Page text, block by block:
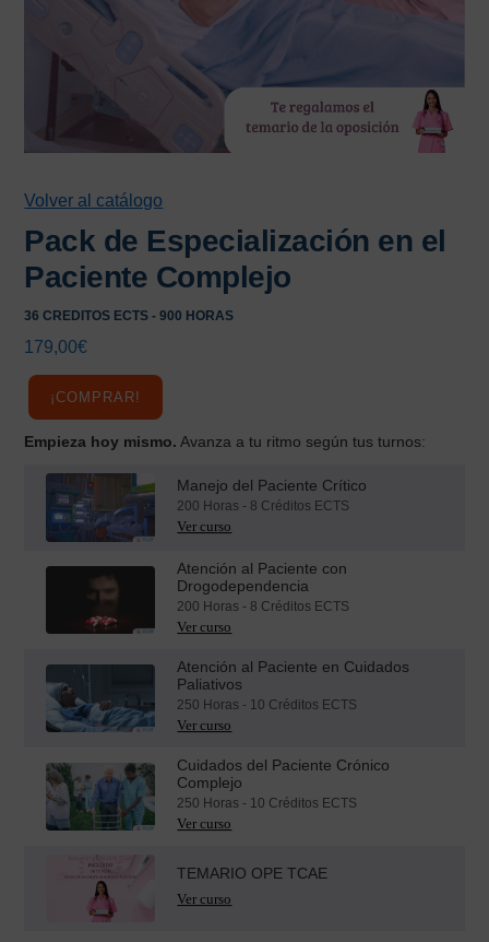
Volver al catálogo
Pack de Especialización en el
Paciente Complejo
36 CREDITOS ECTS - 900 HORAS
179,00€
Empieza hoy mismo. Avanza a tu ritmo según tus turnos:
Manejo del Paciente Crítico
200 Horas - 8 Créditos ECTS
Atención al Paciente con
Drogodependencia
200 Horas - 8 Créditos ECTS
Atención al Paciente en Cuidados
Paliativos
250 Horas - 10 Créditos ECTS
Cuidados del Paciente Crónico
Complejo
250 Horas - 10 Créditos ECTS
TEMARIO OPE TCAE
¡COMPRAR!